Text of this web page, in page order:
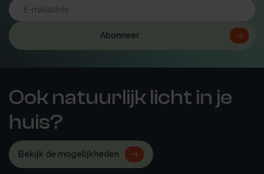
Abonneer
Ook natuurlijk licht in je
huis?
Bekijk de mogelijkheden